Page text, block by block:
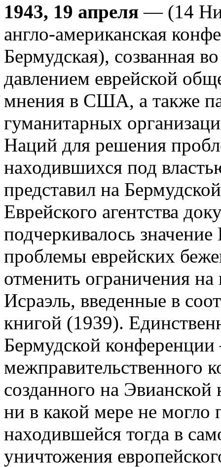
1943, 19 апреля — (14
англо-американская
Бермудская), созванная
давлением еврейской
мнения в США, а также
гуманитарных
Наций для решения
находившихся под
представил на
Еврейского агентства
подчеркивалось
проблемы еврейских
отменить ограничения
Исраэль, введенные в
книгой (1939).
Бермудской
межправительственного
созданного на
ни в какой мере не
находившейся тогда в
уничтожения